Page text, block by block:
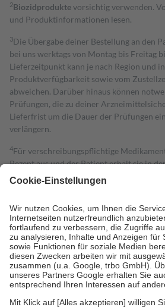
2Biozidproduktevorsichtig verwenden.
und Produktinformationen lesen.
3Die Übergabe deiner Bestellung an den
bei uns werktags von Montag bis Freitag
Lieferzeitpunkt kann je nach Region und
Produktverfügbarkeit sowie vom
abweichen. Darüber hinaus können
Prüfungen, die zu deiner
Lieferfrist um die Dauer der Prüfungen
verlängern.
4Für verschreibungspflichtige
Rezept aus und der Patient erhält sie in
gesetzliche Krankenversicherung
Kosten dafür, der Versicherte trägt einen
Grundsätzlich leisten Mitglieder
Prozent des Abgabepreises,mindestens
höchstens zehn Euro.Es sind jedoch nie
Kosten der Leistung zu entrichten.
Diese Regeln gelten grundsätzlich auch
Bei Heilmitteln und häuslicher
Zuzahlung zehn Prozent der Kosten sowie
Verordnung.